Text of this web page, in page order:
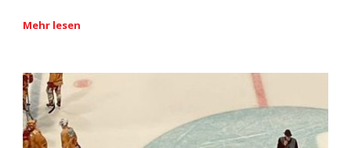
Mehr lesen